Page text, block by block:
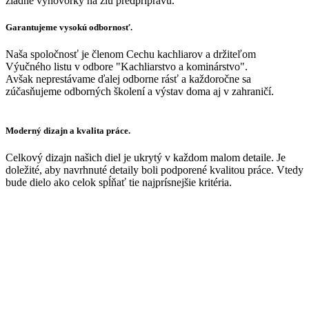
Garantujeme vysokú odbornosť.
Naša spoločnosť je členom Cechu kachliarov a držiteľom
Výučného listu v odbore "Kachliarstvo a kominárstvo".
Avšak neprestávame ďalej odborne rásť a každoročne sa
zúčasňujeme odborných školení a výstav doma aj v zahraničí.
Moderný dizajn a kvalita práce.
Celkový dizajn našich diel je ukrytý v každom malom detaile. Je
doležité, aby navrhnuté detaily boli podporené kvalitou práce. Vtedy
bude dielo ako celok spĺňať tie najprísnejšie kritéria.